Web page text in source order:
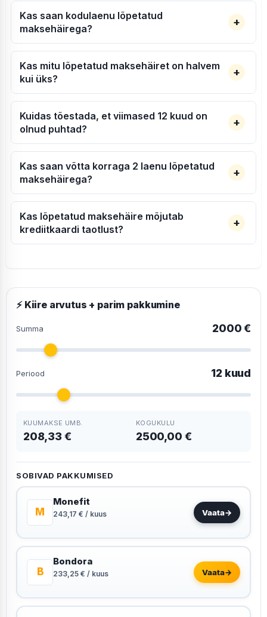
Kas saan kodulaenu lõpetatud
maksehäirega?
Kas mitu lõpetatud maksehäiret on halvem
kui üks?
Kuidas tõestada, et viimased 12 kuud on
olnud puhtad?
Kas saan võtta korraga 2 laenu lõpetatud
maksehäirega?
Kas lõpetatud maksehäire mõjutab
krediitkaardi taotlust?
⚡ Kiire arvutus + parim pakkumine
Summa 2000 €
Periood 12 kuud
KUUMAKSE UMB.
208,33 €
KOGUKULU
2500,00 €
SOBIVAD PAKKUMISED
M
Monefit
243,17 € / kuus Vaata→
B
Bondora
233,25 € / kuus Vaata→